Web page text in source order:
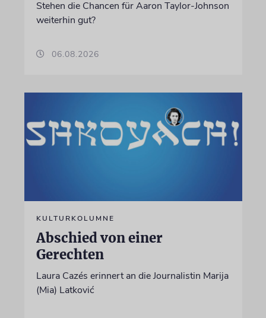
Stehen die Chancen für Aaron Taylor-Johnson
weiterhin gut?
06.08.2026
KULTURKOLUMNE
Abschied von einer
Gerechten
Laura Cazés erinnert an die Journalistin Marija
(Mia) Latković